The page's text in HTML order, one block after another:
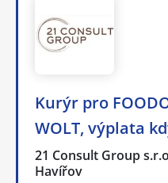
Kurýr pro
WOLT, výplata
21 Consult Group
Havířov